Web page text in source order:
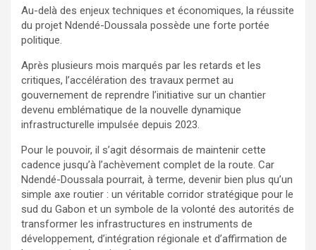
Au-delà des enjeux techniques et économiques, la réussite
du projet Ndendé-Doussala possède une forte portée
politique.
Après plusieurs mois marqués par les retards et les
critiques, l’accélération des travaux permet au
gouvernement de reprendre l’initiative sur un chantier
devenu emblématique de la nouvelle dynamique
infrastructurelle impulsée depuis 2023.
Pour le pouvoir, il s’agit désormais de maintenir cette
cadence jusqu’à l’achèvement complet de la route. Car
Ndendé-Doussala pourrait, à terme, devenir bien plus qu’un
simple axe routier : un véritable corridor stratégique pour le
sud du Gabon et un symbole de la volonté des autorités de
transformer les infrastructures en instruments de
développement, d’intégration régionale et d’affirmation de